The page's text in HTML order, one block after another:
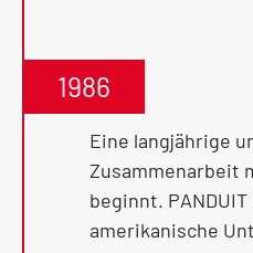
1986
Eine langjährige
Zusammenarbeit
beginnt.
amerikanische